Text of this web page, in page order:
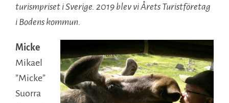
turismpriset i Sverige. 2019 blev vi Årets Turistföretag
i Bodens kommun.
Micke
Mikael
”Micke”
Suorra